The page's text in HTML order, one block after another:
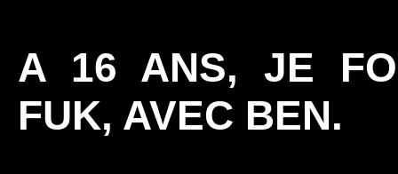
A 16 ANS, JE
FUK, AVEC BEN.